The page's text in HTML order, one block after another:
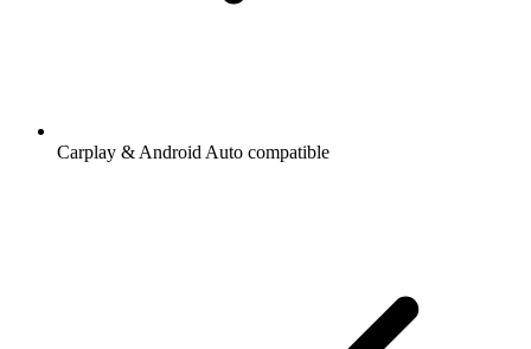
Carplay & Android Auto compatible